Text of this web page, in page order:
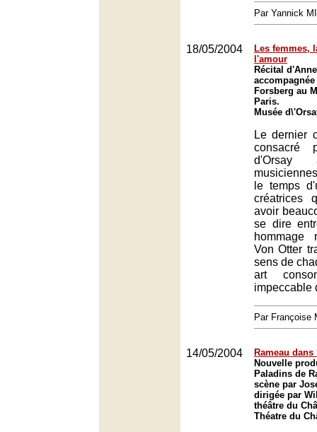
Par Yannick
18/05/2004
Les femmes,
l'amour
Récital
Forsberg au
Paris.
Musée
Le dernier
consacré
d'Orsay
le temps
créatrices
avoir
se dire
hommage
Von Otter
sens de
art
impeccable
Par Françoise
14/05/2004
Rameau
Nouvelle
Paladins de
scène par
dirigée par
théâtre du
Théatre du